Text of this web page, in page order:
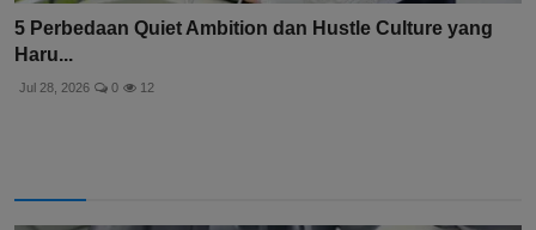
5 Perbedaan Quiet Ambition dan Hustle Culture yang
Haru...
Jul 28, 2026 0 12